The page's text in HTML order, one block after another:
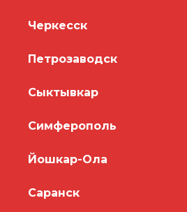
Черкесск
Петрозаводск
Сыктывкар
Симферополь
Йошкар-Ола
Саранск